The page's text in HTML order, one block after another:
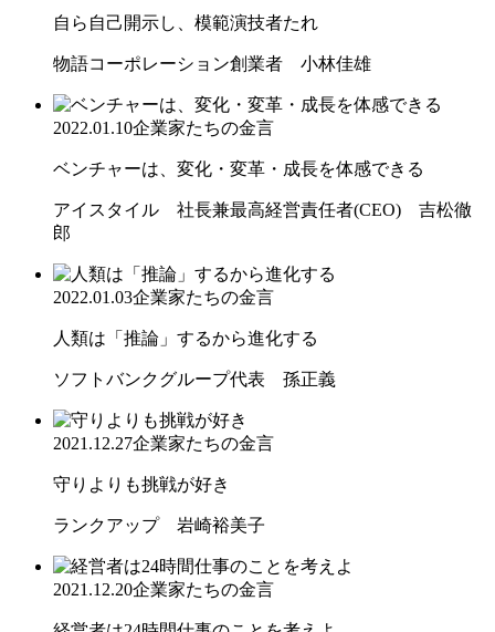
自ら自己開示し、模範演技者たれ
物語コーポレーション創業者 小林佳雄
2022.01.10企業家たちの金言
ベンチャーは、変化・変革・成長を体感できる
アイスタイル 社長兼最高経営責任者(CEO) 吉松徹
郎
2022.01.03企業家たちの金言
人類は「推論」するから進化する
ソフトバンクグループ代表 孫正義
2021.12.27企業家たちの金言
守りよりも挑戦が好き
ランクアップ 岩崎裕美子
2021.12.20企業家たちの金言